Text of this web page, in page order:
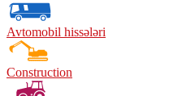
Avtomobil hissələri
Construction